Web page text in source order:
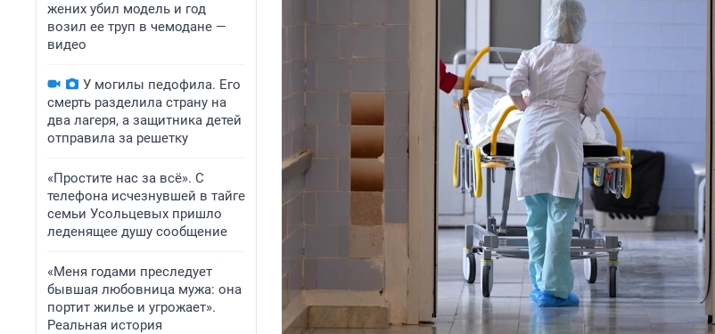
жених убил модель и год
возил ее труп в чемодане —
видео
У могилы педофила. Его
смерть разделила страну на
два лагеря, а защитника детей
отправила за решетку
«Простите нас за всё». С
телефона исчезнувшей в тайге
семьи Усольцевых пришло
леденящее душу сообщение
«Меня годами преследует
бывшая любовница мужа: она
портит жилье и угрожает».
Реальная история